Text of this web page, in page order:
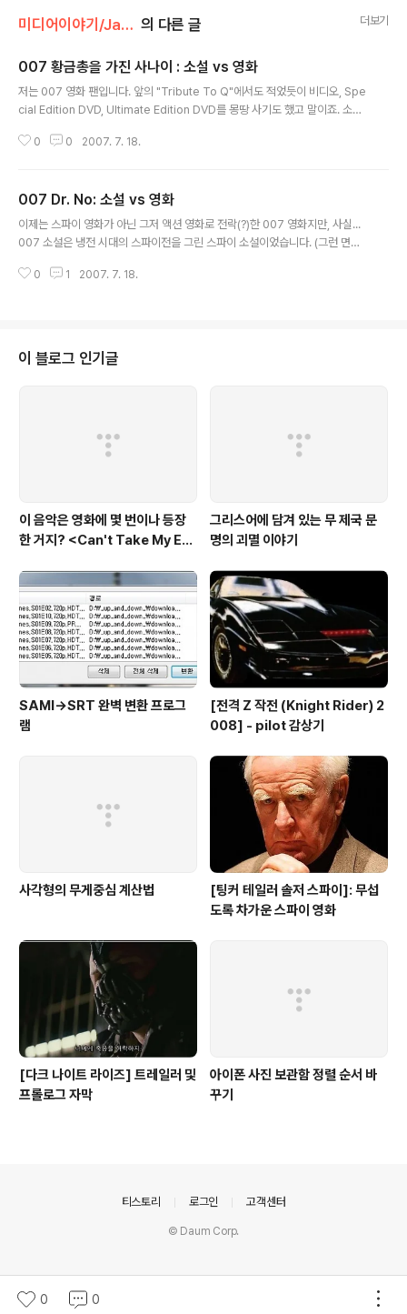
미디어이야기/James Bond 007 의 다른 글 더보기
007 황금총을 가진 사나이 : 소설 vs 영화
저는 007 영화 팬입니다. 앞의 "Tribute To Q"에서도 적었듯이 비디오, Spe
cial Edition DVD, Ultimate Edition DVD를 몽땅 사기도 했고 말이죠. 소설
어렵습니다. 최근 개봉 예정인 [Bourne Ultimatum] 등의 Jason Bourne
ckal the Carlos를 잡는 줄거리입니다. 하지만, 영화에서는 조직이 그를 버리
는 쪽으로 줄거리를 바꿨죠. 원작을 거의 그대로 영화화했다고 평가받는 반지의
제왕 3부작에도 소설에서 ..
0 0 2007. 7. 18.
007 Dr. No: 소설 vs 영화
이제는 스파이 영화가 아닌 그저 액션 영화로 전락(?)한 007 영화지만, 사실...
007 소설은 냉전 시대의 스파이전을 그린 스파이 소설이었습니다. (그런 면에
y 섬에 짱박혀서 SPECTRE의 단원으로서 첨단 기술을 이용하여 미국의 로켓
죠) 원작 소설에서는 로켓 발사를 방해하려 한다는 설정은 그대로이지만, SPE
CTRE의 단원도 아니고, 첨단 기술을 이용하지도 않습..
0 1 2007. 7. 18.
이 블로그 인기글
이 음악은 영화에 몇 번이나 등장
한 거지? <Can't Take My Eye
그리스어에 담겨 있는 무 제국 문
명의 괴멸 이야기
SAMI→SRT 완벽 변환 프로그
램
[전격 Z 작전 (Knight Rider) 2
008] - pilot 감상기
사각형의 무게중심 계산법
[팅커 테일러 솔저 스파이]: 무섭
도록 차가운 스파이 영화
[다크 나이트 라이즈] 트레일러 및
프롤로그 자막
아이폰 사진 보관함 정렬 순서 바
꾸기
0 0
티스토리 로그인 고객센터
© Daum Corp.